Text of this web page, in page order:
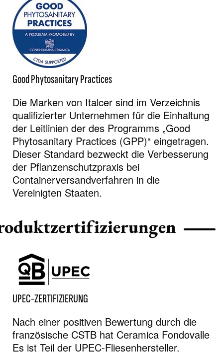
Good Phytosanitary Practices
Die Marken von Italcer sind im Verzeichnis
qualifizierter Unternehmen für die Einhaltung
der Leitlinien der des Programms „Good
Phytosanitary Practices (GPP)“ eingetragen.
Dieser Standard bezweckt die Verbesserung
der Pflanzenschutzpraxis bei
Containerversandverfahren in die
Vereinigten Staaten.
UPEC-ZERTIFIZIERUNG
Nach einer positiven Bewertung durch die
französische CSTB hat Ceramica Fondovalle
Es ist Teil der UPEC-Fliesenhersteller.